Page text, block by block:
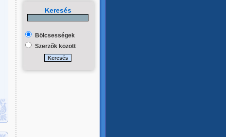
Keresés
Bölcsességek
Szerzők között